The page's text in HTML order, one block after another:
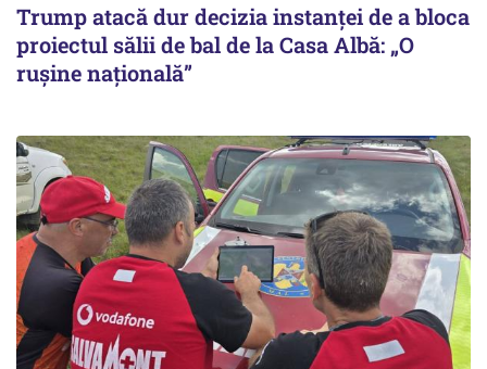
Trump atacă dur decizia instanţei de a bloca
proiectul sălii de bal de la Casa Albă: „O
ruşine naţională”